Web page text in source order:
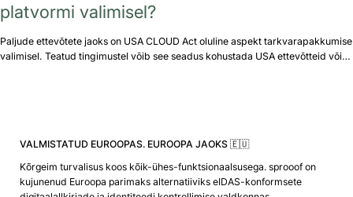
platvormi valimisel?
Paljude ettevõtete jaoks on USA CLOUD Act oluline aspekt tarkvarapakkumise
valimisel. Teatud tingimustel võib see seadus kohustada USA ettevõtteid või…
VALMISTATUD EUROOPAS. EUROOPA JAOKS 🇪🇺
Kõrgeim turvalisus koos kõik-ühes-funktsionaalsusega. sprooof on
kujunenud Euroopa parimaks alternatiiviks eIDAS-konformsete